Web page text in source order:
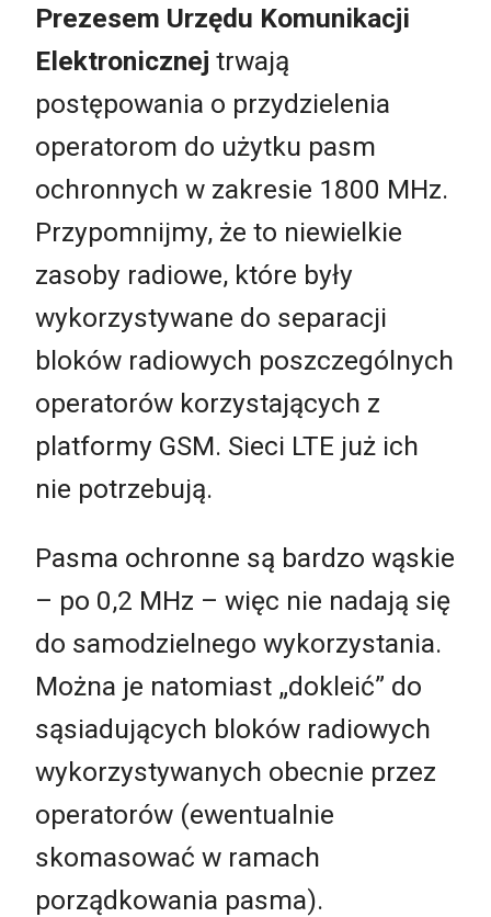
Prezesem Urzędu Komunikacji
Elektronicznej trwają
postępowania o przydzielenia
operatorom do użytku pasm
ochronnych w zakresie 1800 MHz.
Przypomnijmy, że to niewielkie
zasoby radiowe, które były
wykorzystywane do separacji
bloków radiowych poszczególnych
operatorów korzystających z
platformy GSM. Sieci LTE już ich
nie potrzebują.
Pasma ochronne są bardzo wąskie
– po 0,2 MHz – więc nie nadają się
do samodzielnego wykorzystania.
Można je natomiast „dokleić” do
sąsiadujących bloków radiowych
wykorzystywanych obecnie przez
operatorów (ewentualnie
skomasować w ramach
porządkowania pasma).